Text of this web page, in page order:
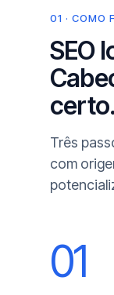
01 · COMO
SEO
certo.
Três
com
01